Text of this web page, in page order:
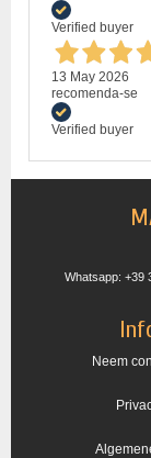
Verified buyer
13 May 2026
recomenda-se
Verified buyer
Whatsapp: +39
Neem